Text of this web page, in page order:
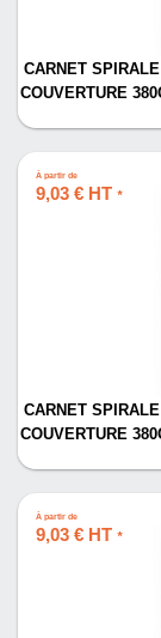
CARNET
COUVERTURE
À partir de
9,03 € HT *
CARNET
COUVERTURE
À partir de
9,03 € HT *